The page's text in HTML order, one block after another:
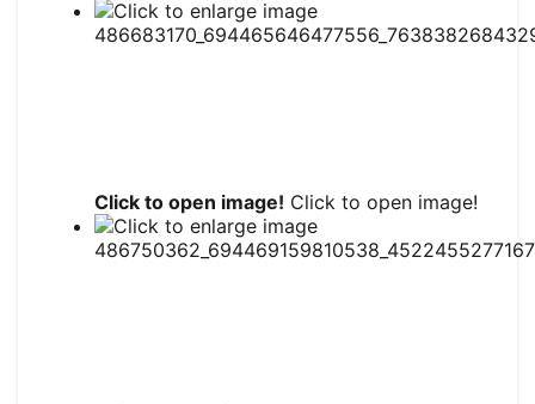
Click to open image! Click to open image!